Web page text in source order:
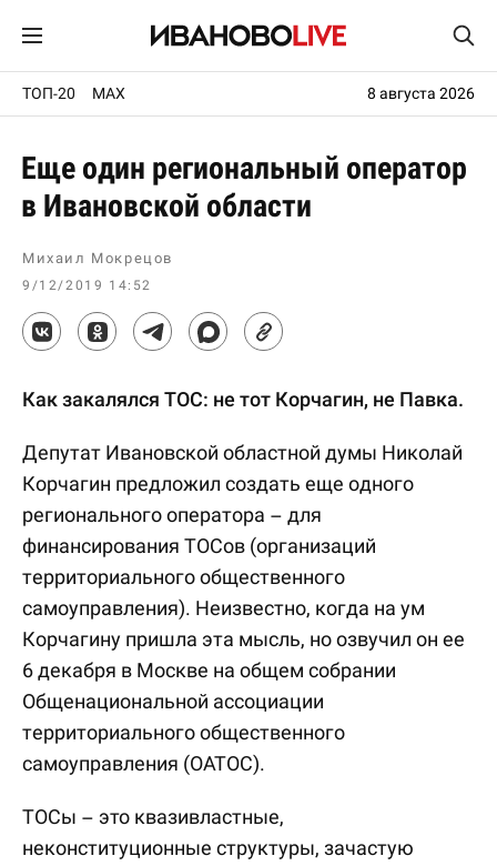
ТОП-20 MAX 8 августа 2026
Еще один региональный оператор
в Ивановской области
Михаил Мокрецов
9/12/2019 14:52
Как закалялся ТОС: не тот Корчагин, не Павка.
Депутат Ивановской областной думы Николай
Корчагин предложил создать еще одного
регионального оператора – для
финансирования ТОСов (организаций
территориального общественного
самоуправления). Неизвестно, когда на ум
Корчагину пришла эта мысль, но озвучил он ее
6 декабря в Москве на общем собрании
Общенациональной ассоциации
территориального общественного
самоуправления (ОАТОС).
ТОСы – это квазивластные,
неконституционные структуры, зачастую